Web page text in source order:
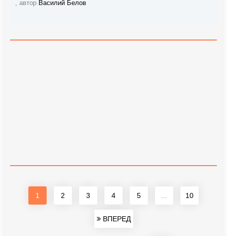
, автор Василий Белов
1 2 3 4 5 10
ВПЕРЕД